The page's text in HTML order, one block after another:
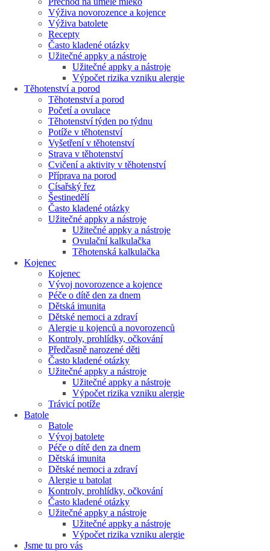
Výživa novorozence a kojence
Výživa batolete
Recepty
Často kladené otázky
Užitečné appky a nástroje
Užitečné appky a nástroje
Výpočet rizika vzniku alergie
Těhotenství a porod
Těhotenství a porod
Početí a ovulace
Těhotenství týden po týdnu
Potíže v těhotenství
Vyšetření v těhotenství
Strava v těhotenství
Cvičení a aktivity v těhotenství
Příprava na porod
Císařský řez
Šestinedělí
Často kladené otázky
Užitečné appky a nástroje
Užitečné appky a nástroje
Ovulační kalkulačka
Těhotenská kalkulačka
Kojenec
Kojenec
Vývoj novorozence a kojence
Péče o dítě den za dnem
Dětská imunita
Dětské nemoci a zdraví
Alergie u kojenců a novorozenců
Kontroly, prohlídky, očkování
Předčasně narozené děti
Často kladené otázky
Užitečné appky a nástroje
Užitečné appky a nástroje
Výpočet rizika vzniku alergie
Trávicí potíže
Batole
Batole
Vývoj batolete
Péče o dítě den za dnem
Dětská imunita
Dětské nemoci a zdraví
Alergie u batolat
Kontroly, prohlídky, očkování
Často kladené otázky
Užitečné appky a nástroje
Užitečné appky a nástroje
Výpočet rizika vzniku alergie
Jsme tu pro vás